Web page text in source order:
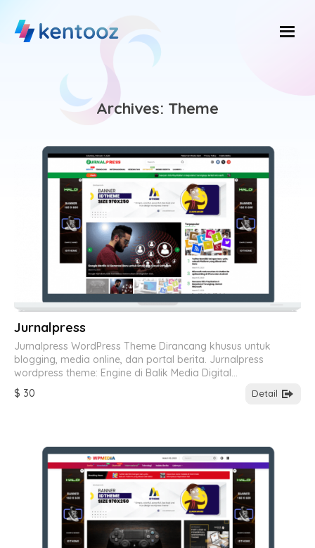
content
Archives: Theme
Jurnalpress
Jurnalpress WordPress Theme Dirancang khusus untuk
blogging, media online, dan portal berita. Jurnalpress
wordpress theme: Engine di Balik Media Digital…
$ 30
Detail